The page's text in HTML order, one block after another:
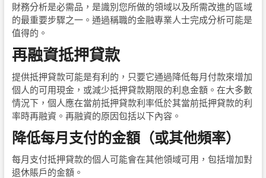
財務分析是必需品，是識別您所做的領域以及所需改進的區域
的最重要步驟之一。通過稱職的金融專業人士完成分析可能是
值得的。
再融資抵押貸款
提供抵押貸款可能是有利的，只要它通過降低每月付款來增加
個人的可用現金，或減少抵押貸款期限的利息金額。在大多數
情況下，個人應在當前抵押貸款利率低於其當前抵押貸款的利
率時再融資。再融資的原因包括以下內容。
降低每月支付的金額（或其他頻率）
每月支付抵押貸款的個人可能會在其他領域可用，包括增加對
退休賬戶的金額。